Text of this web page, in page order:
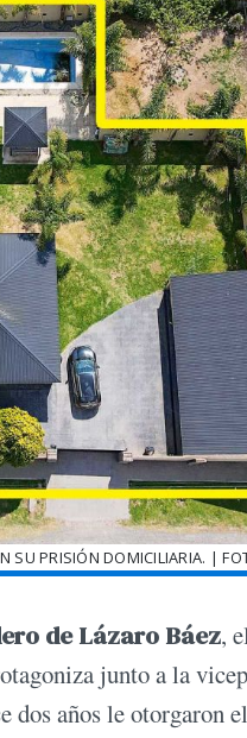
SU PRISIÓN DOMICILIARIA. |
de Lázaro Báez,
junto a la
dos años le otorgaron